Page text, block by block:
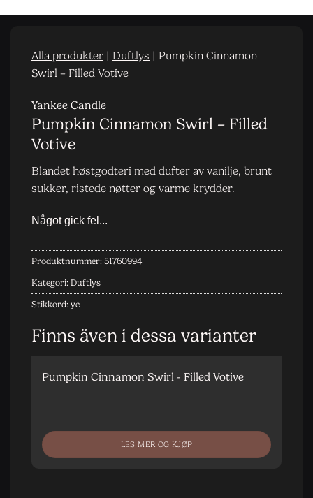
Alla produkter | Duftlys | Pumpkin Cinnamon
Swirl – Filled Votive
Yankee Candle
Pumpkin Cinnamon Swirl – Filled
Votive
Blandet høstgodteri med dufter av vanilje, brunt
sukker, ristede nøtter og varme krydder.
Produktnummer: 51760994
Kategori: Duftlys
Stikkord: yc
Finns även i dessa varianter
Pumpkin Cinnamon Swirl - Filled Votive
LES MER OG KJØP